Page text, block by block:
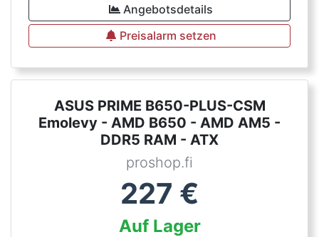
Angebotsdetails
Preisalarm setzen
ASUS PRIME B650-PLUS-CSM
Emolevy - AMD B650 - AMD AM5 -
DDR5 RAM - ATX
proshop.fi
227 €
Auf Lager